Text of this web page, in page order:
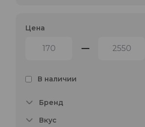
Цена
—
В наличии
Бренд
Вкус